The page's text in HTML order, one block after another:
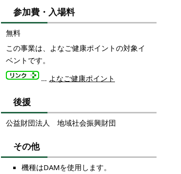
参加費・入場料
無料
この事業は、よなご健康ポイントの対象イ
ベントです。
… よなご健康ポイント
後援
公益財団法人 地域社会振興財団
その他
機種はDAMを使用します。